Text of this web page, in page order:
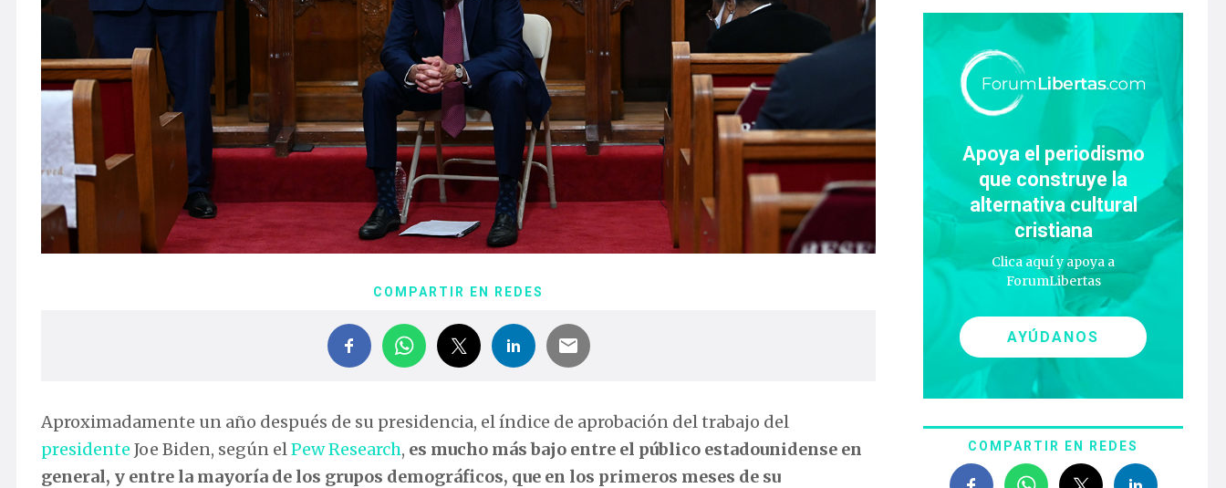
COMPARTIR EN REDES
Aproximadamente un año después de su presidencia, el índice de aprobación del trabajo del
presidente Joe Biden, según elPew Research, es mucho más bajo entre el público estadounidense en
general, y entre la mayoría de los grupos demográficos, que en los primeros meses de su
Apoya el periodismo
que construye la
alternativa cultural
cristiana
Clica aquí y apoya a
ForumLibertas
AYÚDANOS
COMPARTIR EN REDES